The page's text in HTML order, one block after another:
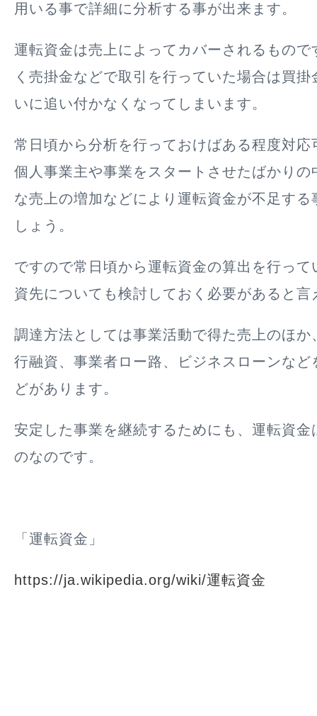
用いる事で詳細に分析する事が出来ます。
運転資金は売上によってカバーされるもので
く売掛金などで取引を行っていた場合は買
いに追い付かなくなってしまいます。
常日頃から分析を行っておけばある程度対応
個人事業主や事業をスタートさせたばかりの
な売上の増加などにより運転資金が不足する
しょう。
ですので常日頃から運転資金の算出を行って
資先についても検討しておく必要があると言
調達方法としては事業活動で得た売上のほか
行融資、事業者ロー路、ビジネスローンなど
どがあります。
安定した事業を継続するためにも、運転資金
のなのです。
「運転資金」
https://ja.wikipedia.org/wiki/運転資金